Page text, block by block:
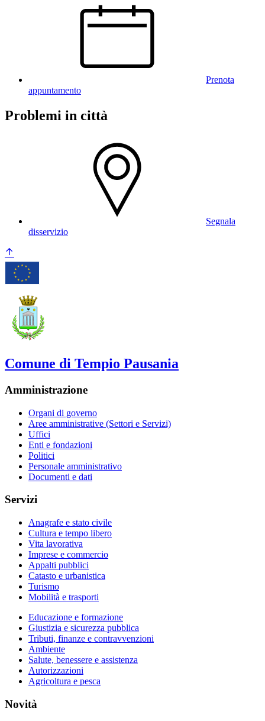
Prenota
appuntamento
Problemi in città
Segnala
disservizio
Comune di Tempio Pausania
Amministrazione
Organi di governo
Aree amministrative (Settori e Servizi)
Uffici
Enti e fondazioni
Politici
Personale amministrativo
Documenti e dati
Servizi
Anagrafe e stato civile
Cultura e tempo libero
Vita lavorativa
Imprese e commercio
Appalti pubblici
Catasto e urbanistica
Turismo
Mobilità e trasporti
Educazione e formazione
Giustizia e sicurezza pubblica
Tributi, finanze e contravvenzioni
Ambiente
Salute, benessere e assistenza
Autorizzazioni
Agricoltura e pesca
Novità